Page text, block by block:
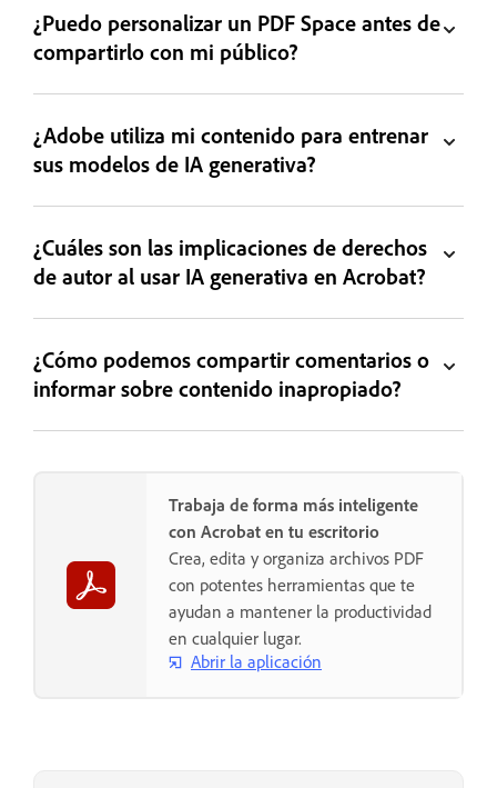
¿Puedo personalizar un PDF Space antes de
compartirlo con mi público?
¿Adobe utiliza mi contenido para entrenar
sus modelos de IA generativa?
¿Cuáles son las implicaciones de derechos
de autor al usar IA generativa en Acrobat?
¿Cómo podemos compartir comentarios o
informar sobre contenido inapropiado?
Trabaja de forma más inteligente
con Acrobat en tu escritorio
Crea, edita y organiza archivos PDF
con potentes herramientas que te
ayudan a mantener la productividad
en cualquier lugar.
Abrir la aplicación